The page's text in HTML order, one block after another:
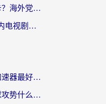
在国外怎么看球赛不卡？海外党专属体育直播自由指南
在国外用什么app看国内电视剧？3步解决版权限制+卡顿难题
国外失落城堡用什么加速器最好？一份来自老玩家的真实指南
国外打反恐精英：全球攻势什么加速器好用？2026海外玩家国服游戏加速终极指南